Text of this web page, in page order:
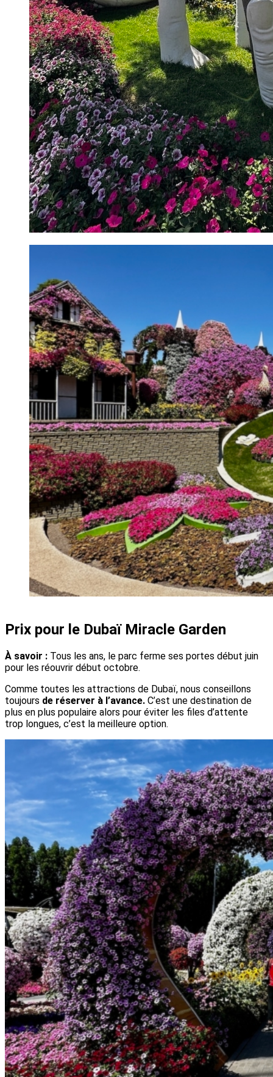
Prix pour le Dubaï Miracle Garden
À savoir : Tous les ans, le parc ferme ses portes début juin
pour les réouvrir début octobre.
Comme toutes les attractions de Dubaï, nous conseillons
toujours de réserver à l’avance. C’est une destination de
plus en plus populaire alors pour éviter les files d’attente
trop longues, c’est la meilleure option.